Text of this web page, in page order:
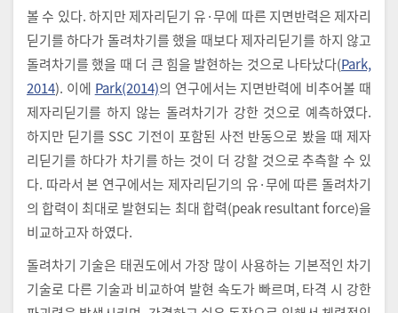
볼 수 있다. 하지만 제자리딛기 유·무에 따른 지면반력은 제자리
딛기를 하다가 돌려차기를 했을 때보다 제자리딛기를 하지 않고
돌려차기를 했을 때 더 큰 힘을 발현하는 것으로 나타났다(Park,
2014). 이에 Park(2014)의 연구에서는 지면반력에 비추어볼 때
제자리딛기를 하지 않는 돌려차기가 강한 것으로 예측하였다.
하지만 딛기를 SSC 기전이 포함된 사전 반동으로 봤을 때 제자
리딛기를 하다가 차기를 하는 것이 더 강할 것으로 추측할 수 있
다. 따라서 본 연구에서는 제자리딛기의 유·무에 따른 돌려차기
의 합력이 최대로 발현되는 최대 합력(peak resultant force)을
비교하고자 하였다.
돌려차기 기술은 태권도에서 가장 많이 사용하는 기본적인 차기
기술로 다른 기술과 비교하여 발현 속도가 빠르며, 타격 시 강한